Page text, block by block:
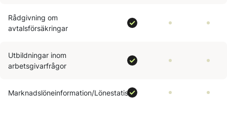
Rådgivning om
avtalsförsäkringar​
Utbildningar inom
arbetsgivarfrågor
Marknadslöneinformation/Lönestatistik